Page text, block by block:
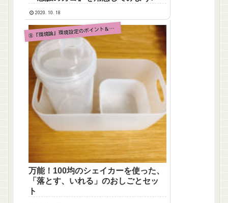
2020.10.18
⑧『環境論』環境設定のポイント＆人気のおしごと
万能！100均のシェイカーを使った、
「落とす、いれる」のおしごとセッ
ト